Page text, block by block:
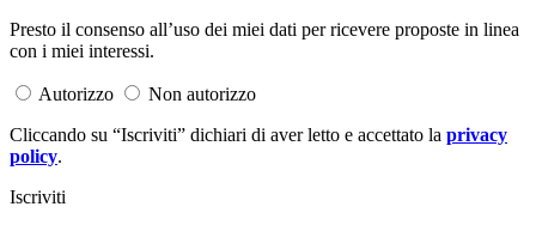
Presto il consenso all’uso dei miei dati per ricevere proposte in linea
con i miei interessi.
Autorizzo
Non autorizzo
Cliccando su “Iscriviti” dichiari di aver letto e accettato la privacy
policy.
Iscriviti